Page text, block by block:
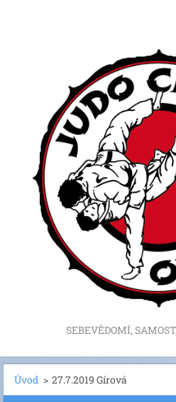
SEBEVĚDOMÍ,
Úvod > 27.7.2019 Gírová